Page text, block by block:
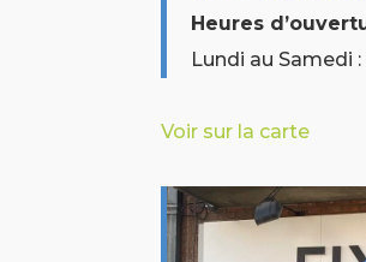
Heures
Lundi au Samedi
Voir sur la carte